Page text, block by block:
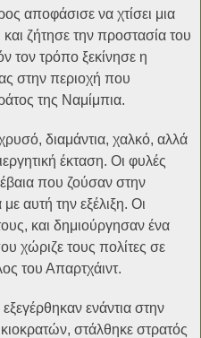
αποφάσισε να χτίσει μια
ζήτησε την προστασία του
τον τρόπο ξεκίνησε η
στην περιοχή που
της Ναμίμπια.
διαμάντια, χαλκό, αλλά
έκταση. Οι φυλές
που ζούσαν στην
αυτή την εξέλιξη. Οι
και δημιούργησαν ένα
χώριζε τους πολίτες σε
του Απαρτχάιντ.
ενάντια στην
στάλθηκε στρατός